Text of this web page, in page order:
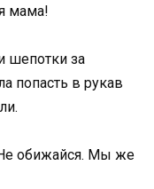
мама!
шепотки за
попасть в рукав
обижайся. Мы же